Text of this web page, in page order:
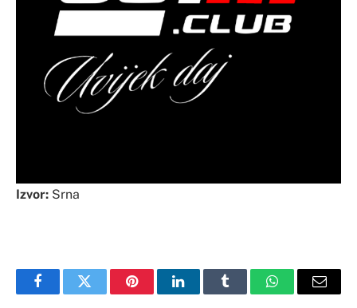
Izvor: Srna
FacebookTwitter PinterestLinkedInTumblr WhatsAppEmail